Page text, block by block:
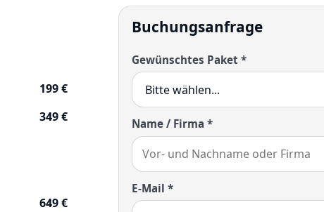
199 €
349 €
649 €
Buchungsanfrage
Gewünschtes Paket *
Name / Firma *
E-Mail *